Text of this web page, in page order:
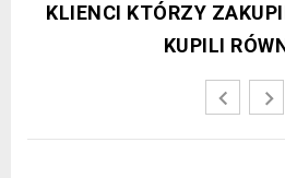
KLIENCI KTÓRZY
KUPILI